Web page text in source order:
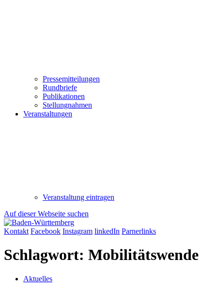
Pressemitteilungen
Rundbriefe
Publikationen
Stellungnahmen
Veranstaltungen
Veranstaltung eintragen
Auf dieser Webseite suchen
Kontakt Facebook Instagram linkedIn Parnerlinks
Schlagwort: Mobilitätswende
Aktuelles